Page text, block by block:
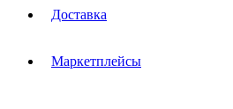
Доставка
Маркетплейсы